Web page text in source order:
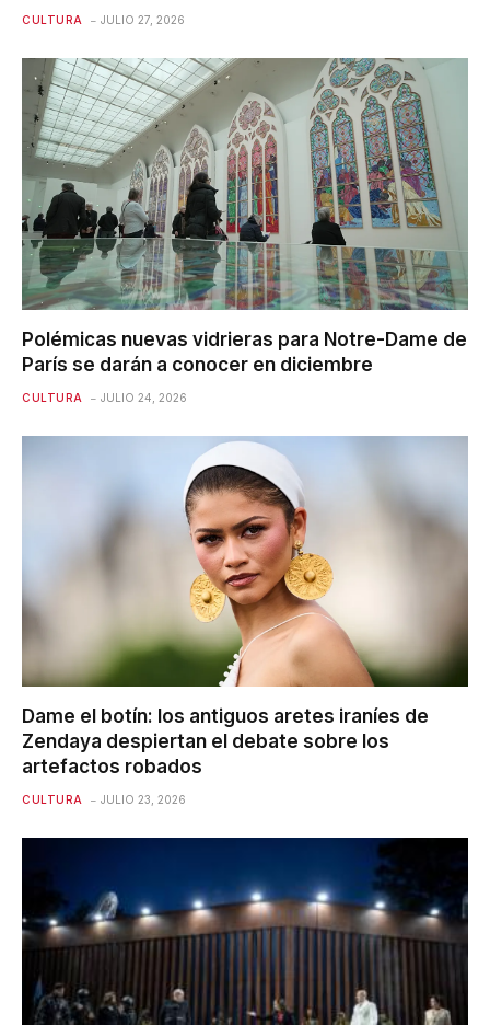
CULTURA JULIO 27, 2026
Polémicas nuevas vidrieras para Notre-Dame de
París se darán a conocer en diciembre
CULTURA JULIO 24, 2026
Dame el botín: los antiguos aretes iraníes de
Zendaya despiertan el debate sobre los
artefactos robados
CULTURA JULIO 23, 2026